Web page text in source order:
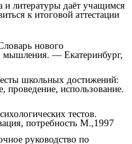
и литературы даёт учащимся
к итоговой аттестации
нового
мышления. — Екатеринбург,
школьных достижений:
проведение, использование.
тестов.
потребность М.,1997
руководство по